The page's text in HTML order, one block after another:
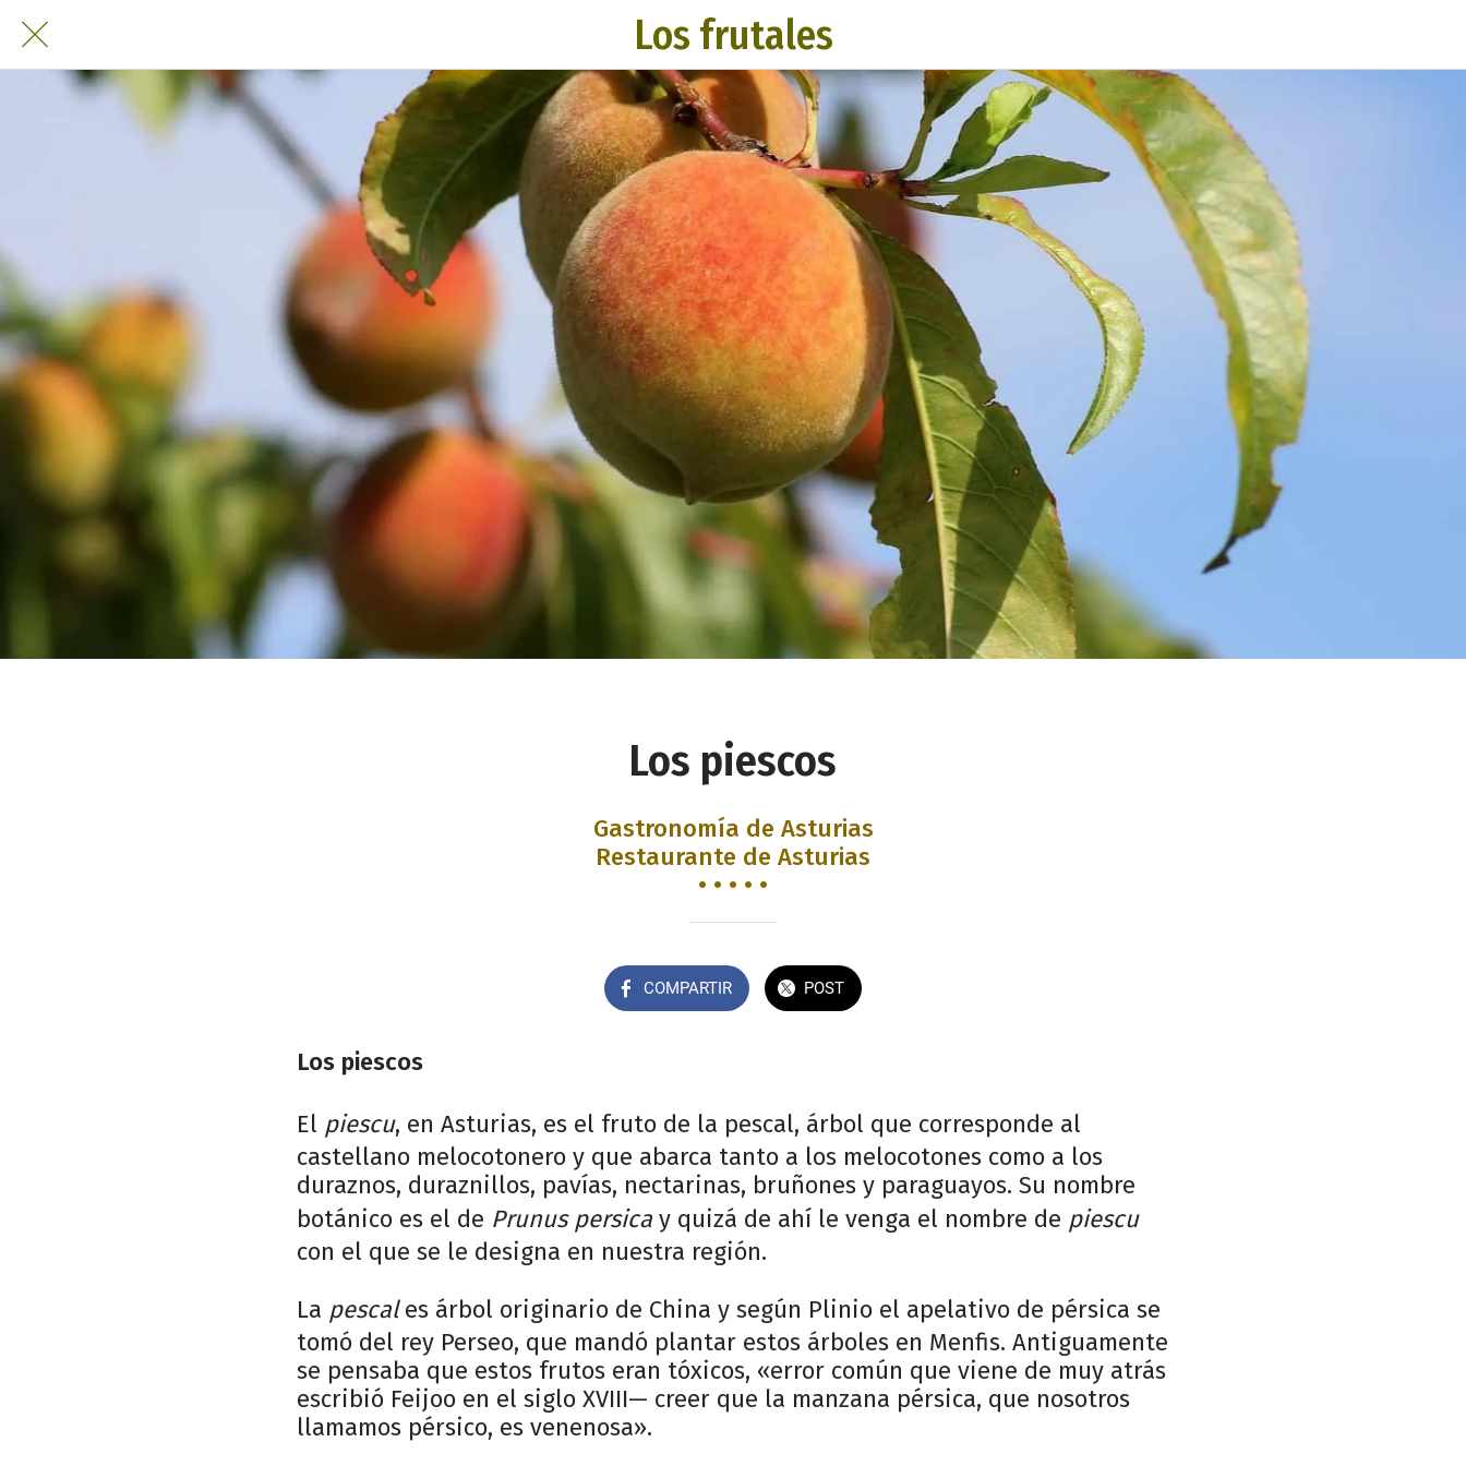
Los frutales
Los piescos
Gastronomía de Asturias
Restaurante de Asturias
• • • • •
COMPARTIR POST
Los piescos
El piescu, en Asturias, es el fruto de la pescal, árbol que corresponde al
castellano melocotonero y que abarca tanto a los melocotones como a los
duraznos, duraznillos, pavías, nectarinas, bruñones y paraguayos. Su nombre
botánico es el de Prunus persica y quizá de ahí le venga el nombre de piescu
con el que se le designa en nuestra región.
La pescales árbol originario de China y según Plinio el apelativo de pérsica se
tomó del rey Perseo, que mandó plantar estos árboles en Menfis. Antiguamente
se pensaba que estos frutos eran tóxicos, «error común que viene de muy atrás
escribió Feijoo en el siglo XVIII— creer que la manzana pérsica, que nosotros
llamamos pérsico, es venenosa».